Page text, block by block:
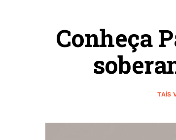
Conheça
TAÍS